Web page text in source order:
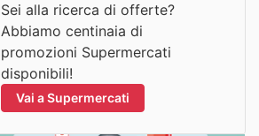
Sei alla ricerca di offerte?
Abbiamo centinaia di
promozioni Supermercati
disponibili!
Vai a Supermercati